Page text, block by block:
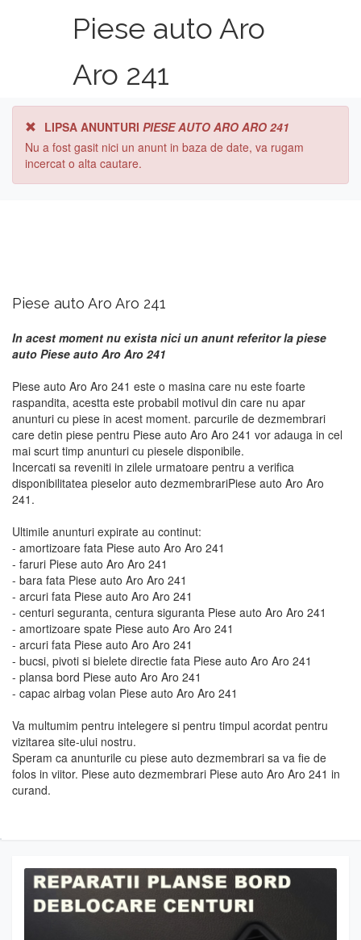
Piese auto Aro
Aro 241
LIPSA ANUNTURI PIESE AUTO ARO ARO 241
Nu a fost gasit nici un anunt in baza de date, va rugam
incercat o alta cautare.
Piese auto Aro Aro 241
In acest moment nu exista nici un anunt referitor la piese
auto Piese auto Aro Aro 241
Piese auto Aro Aro 241 este o masina care nu este foarte
raspandita, acestta este probabil motivul din care nu apar
anunturi cu piese in acest moment. parcurile de dezmembrari
care detin piese pentru Piese auto Aro Aro 241 vor adauga in cel
mai scurt timp anunturi cu piesele disponibile.
Incercati sa reveniti in zilele urmatoare pentru a verifica
disponibilitatea pieselor auto dezmembrariPiese auto Aro Aro
241.
Ultimile anunturi expirate au continut:
- amortizoare fata Piese auto Aro Aro 241
- faruri Piese auto Aro Aro 241
- bara fata Piese auto Aro Aro 241
- arcuri fata Piese auto Aro Aro 241
- centuri seguranta, centura siguranta Piese auto Aro Aro 241
- amortizoare spate Piese auto Aro Aro 241
- arcuri fata Piese auto Aro Aro 241
- bucsi, pivoti si bielete directie fata Piese auto Aro Aro 241
- plansa bord Piese auto Aro Aro 241
- capac airbag volan Piese auto Aro Aro 241
Va multumim pentru intelegere si pentru timpul acordat pentru
vizitarea site-ului nostru.
Speram ca anunturile cu piese auto dezmembrari sa va fie de
folos in viitor. Piese auto dezmembrari Piese auto Aro Aro 241 in
curand.